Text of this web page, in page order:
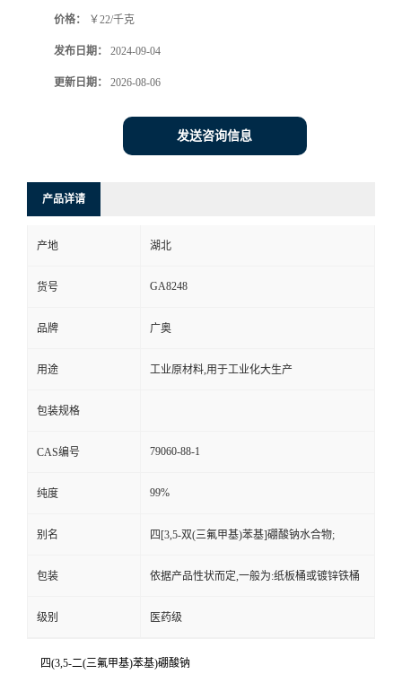
价格： ￥22/千克
发布日期： 2024-09-04
更新日期： 2026-08-06
发送咨询信息
产品详请
产地 湖北
货号 GA8248
品牌 广奥
用途 工业原材料,用于工业化大生产
包装规格
CAS编号 79060-88-1
纯度 99%
别名 四[3,5-双(三氟甲基)苯基]硼酸钠水合物;
包装 依据产品性状而定,一般为:纸板桶或镀锌铁桶
级别 医药级
四(3,5-二(三氟甲基)苯基)硼酸钠